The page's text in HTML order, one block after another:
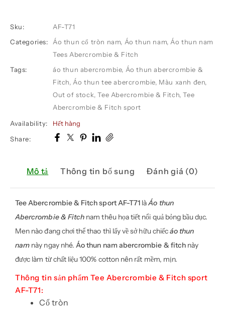
Sku:
AF-T71
Categories:
Áo thun cổ tròn nam, Áo thun nam, Áo thun nam
Tees Abercrombie & Fitch
Tags:
áo thun abercrombie, Áo thun abercrombie &
Fitch, Áo thun tee abercrombie, Màu xanh đen,
Out of stock,Tee Abercrombie & Fitch,Tee
Abercrombie & Fitch sport
Availability:
Hết hàng
Share:
Mô tả Thông tin bổ sung Đánh giá (0)
Tee Abercrombie & Fitch sport AF-T71 làÁo thun
Abercrombie & Fitch nam thêu họa tiết nổi quả bỏng bầu dục.
Men nào đang chơi thể thao thì lấy về sở hữu chiếcáo thun
nam này ngay nhé.Áo thun nam abercrombie & fitchnày
được làm từ chất liệu 100% cotton nên rất mềm, mịn.
Thông tin sản phẩm Tee Abercrombie & Fitch sport
AF-T71:
Cổ tròn